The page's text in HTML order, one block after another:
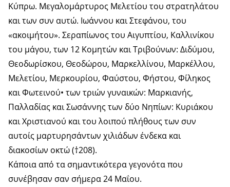
Κύπρω. Μεγαλομάρτυρος Μελετίου του στρατηλάτου
και των συν αυτώ. Ιωάννου και Στεφάνου, του
«ακοιμήτου». Σεραπίωνος του Αιγυπτίου, Καλλινίκου
του μάγου, των 12 Κομητών και Τριβούνων: Διδύμου,
Θεοδωρίσκου, Θεοδώρου, Μαρκελλίνου, Μαρκέλλου,
Μελετίου, Μερκουρίου, Φαύστου, Φήστου, Φίληκος
και Φωτεινού• των τριών γυναικών: Μαρκιανής,
Παλλαδίας και Σωσάννης των δύο Νηπίων: Κυριάκου
και Χριστιανού και του λοιπού πλήθους των συν
αυτοίς μαρτυρησάντων χιλιάδων ένδεκα και
διακοσίων οκτώ (†208).
Κάποια από τα σημαντικότερα γεγονότα που
συνέβησαν σαν σήμερα 24 Μαΐου.